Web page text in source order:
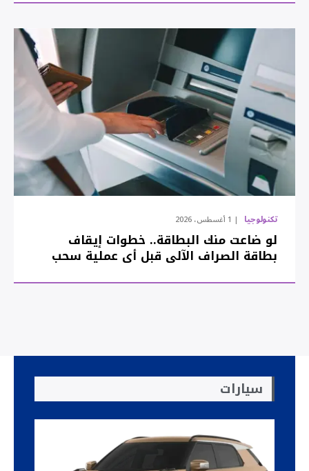
تكنولوجيا 1 أغسطس، 2026
لو ضاعت منك البطاقة.. خطوات إيقاف
بطاقة الصراف الآلي قبل أي عملية سحب
سيارات